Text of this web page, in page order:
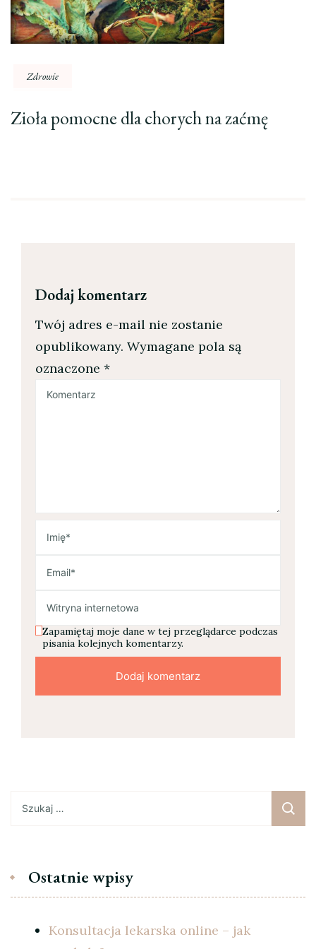
Zdrowie
Zioła pomocne dla chorych na zaćmę
Dodaj komentarz
Twój adres e-mail nie zostanie
opublikowany. Wymagane pola są
oznaczone *
Zapamiętaj moje dane w tej przeglądarce podczas
pisania kolejnych komentarzy.
Ostatnie wpisy
Konsultacja lekarska online – jak